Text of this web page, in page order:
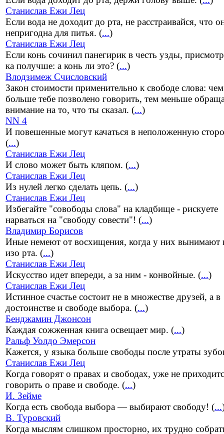
Станислав Ежи Лец
Если вода не доходит до рта, не расстраивайся, что
непригодна для питья. (...)
Станислав Ежи Лец
Если конь сочинил панегирик в честь узды,
ка получше: а конь ли это? (...)
Влодзимеж Счисловский
Закон стоимости применительно к свободе слова: чем
больше тебе позволено говорить, тем меньше
внимание на то, что ты сказал. (...)
NN 4
И повешенные могут качаться в неположенную
(...)
Станислав Ежи Лец
И слово может быть кляпом. (...)
Станислав Ежи Лец
Из нулей легко сделать цепь. (...)
Станислав Ежи Лец
Избегайте "совободы слова" на кладбище - рискуете
нарваться на "свободу совести"! (...)
Владимир Борисов
Иные немеют от восхищения, когда у них вынимают
изо рта. (...)
Станислав Ежи Лец
Искусство идет впереди, а за ним - конвойные. (...)
Станислав Ежи Лец
Истинное счастье состоит не в множестве друзей, а в
достоинстве и свободе выбора. (...)
Бенджамин Джонсон
Каждая сожженная книга освещает мир. (...)
Ральф Уолдо Эмерсон
Кажется, у языка больше свободы после утраты
Станислав Ежи Лец
Когда говорят о правах и свободах, уже не
говорить о праве и свободе. (...)
И. Зейме
Когда есть свобода выбора — выбирают свободу! (...
В. Туровский
Когда мыслям слишком просторно, их трудно